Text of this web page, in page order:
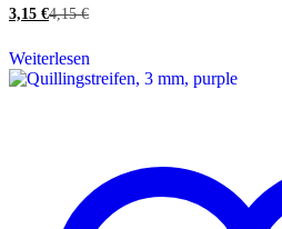
3,15 €4,15€
Weiterlesen